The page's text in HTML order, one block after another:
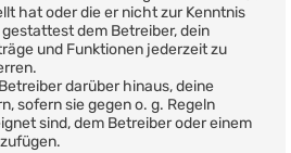
hat oder die er nicht zur Kenntnis
dem Betreiber, dein
und Funktionen jederzeit zu
darüber hinaus, deine
sofern sie gegen o. g. Regeln
sind, dem Betreiber oder einem